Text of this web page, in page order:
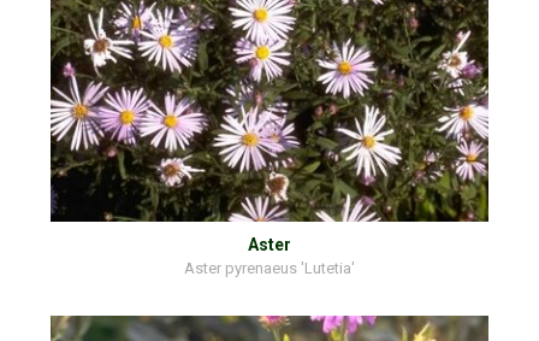
Aster
Aster pyrenaeus 'Lutetia'